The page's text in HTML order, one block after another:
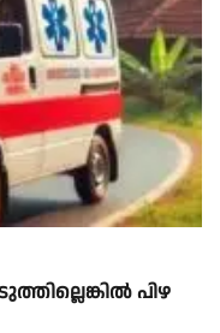
പിഴ